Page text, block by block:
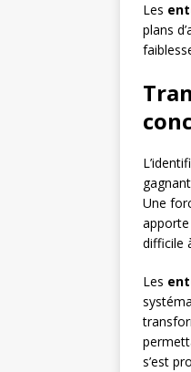
Les
plans
Une
apporte
difficile
Les
s’est